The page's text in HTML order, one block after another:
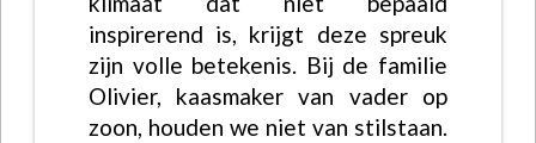
inspirerend is, krijgt deze spreuk
zijn volle betekenis. Bij de familie
Olivier, kaasmaker van vader op
zoon, houden we niet van stilstaan.